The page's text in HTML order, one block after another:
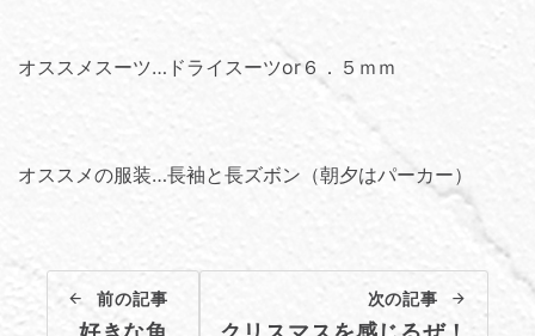
オススメスーツ…ドライスーツor６．５ｍｍ
オススメの服装…長袖と長ズボン（朝夕はパーカー）
前の記事 次の記事